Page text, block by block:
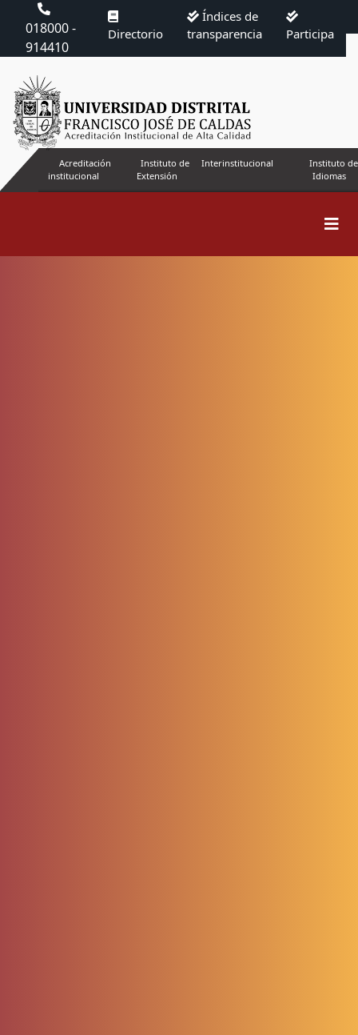
018000 -
914410
Directorio
Índices de
transparencia
Participa
Acreditación
institucional
Instituto de
Extensión
Interinstitucional
Instituto de
Idiomas